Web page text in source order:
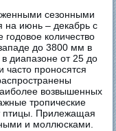
сезонными
на июнь – декабрь с
количество
до 3800 мм в
диапазоне от 25 до
проносятся
возвышенных
тропические
птицы. Прилежащая
и моллюсками.